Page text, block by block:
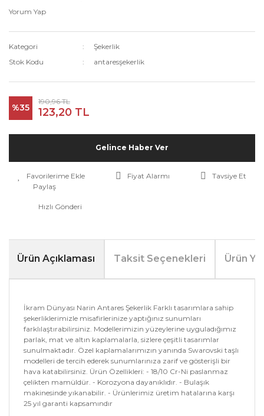
Yorum Yap
Kategori
Şekerlik
Stok Kodu
antaresşekerlik
%35
190,96 TL
123,20 TL
Gelince Haber Ver
Fiyat Alarmı
Tavsiye Et
Paylaş
Hızlı Gönderi
Ürün Açıklaması Taksit Seçenekleri Ürün
İkram Dünyası Narin Antares Şekerlik Farklı tasarımlara sahip
şekerliklerimizle misafirlerinize yaptığınız sunumları
farklılaştırabilirsiniz. Modellerimizin yüzeylerine uyguladığımız
parlak, mat ve altın kaplamalarla, sizlere çeşitli tasarımlar
sunulmaktadır. Özel kaplamalarımızın yanında Swarovski taşlı
modelleri de tercih ederek sunumlarınıza zarif ve gösterişli bir
hava katabilirsiniz. Ürün Özellikleri: - 18/10 Cr-Ni paslanmaz
çelikten mamüldür. - Korozyona dayanıklıdır. - Bulaşık
makinesinde yıkanabilir. - Ürünlerimiz üretim hatalarına karşı
25 yıl garanti kapsamındır